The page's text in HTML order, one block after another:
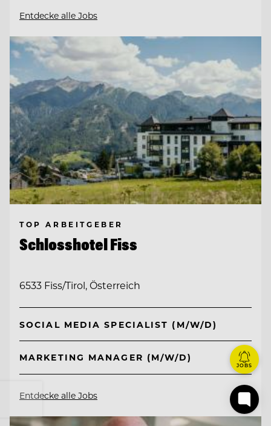
Entdecke alle Jobs
TOP ARBEITGEBER
Schlosshotel Fiss
6533 Fiss/Tirol, Österreich
SOCIAL MEDIA SPECIALIST (M/W/D)
MARKETING MANAGER (M/W/D)
Entdecke alle Jobs
JOBS